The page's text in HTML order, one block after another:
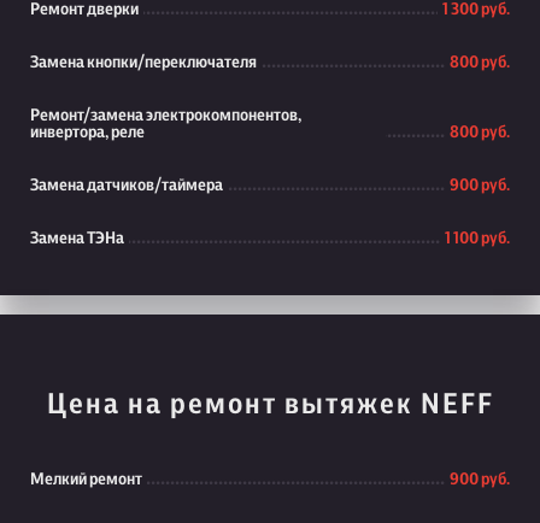
Ремонт дверки 1 300 руб.
Замена кнопки/переключателя 800 руб.
Ремонт/замена электрокомпонентов,
инвертора, реле
800 руб.
Замена датчиков/таймера 900 руб.
Замена ТЭНа 1 100 руб.
Цена на ремонт вытяжек NEFF
Мелкий ремонт 900 руб.